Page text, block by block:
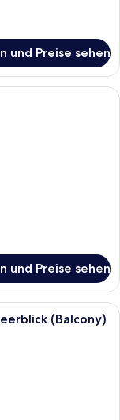
und Preise sehen
mit einem Bett,
und Preise sehen
Hotelzimmer mit
(Balcony)